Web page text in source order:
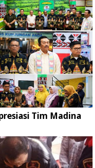
Tim Madina